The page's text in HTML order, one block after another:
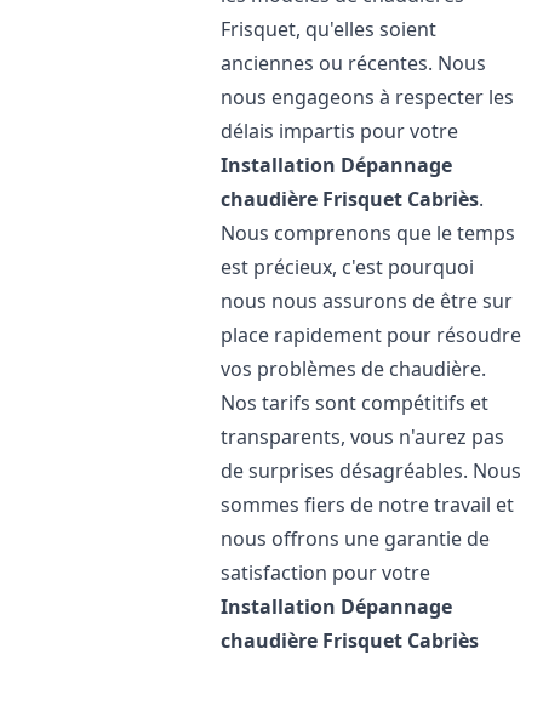
Frisquet, qu'elles soient
anciennes ou récentes. Nous
nous engageons à respecter les
délais impartis pour votre
Installation Dépannage
chaudière Frisquet Cabriès.
Nous comprenons que le temps
est précieux, c'est pourquoi
nous nous assurons de être sur
place rapidement pour résoudre
vos problèmes de chaudière.
Nos tarifs sont compétitifs et
transparents, vous n'aurez pas
de surprises désagréables. Nous
sommes fiers de notre travail et
nous offrons une garantie de
satisfaction pour votre
Installation Dépannage
chaudière Frisquet Cabriès